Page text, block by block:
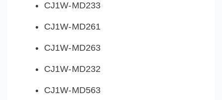
CJ1W-MD233
CJ1W-MD261
CJ1W-MD263
CJ1W-MD232
CJ1W-MD563